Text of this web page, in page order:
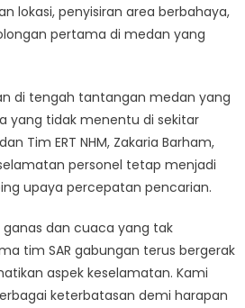
lokasi, penyisiran area berbahaya,
pertama di medan yang
di tengah tantangan medan yang
yang tidak menentu di sekitar
Tim ERT NHM, Zakaria Barham,
personel tetap menjadi
upaya percepatan pencarian.
dan cuaca yang tak
tim SAR gabungan terus bergerak
aspek keselamatan. Kami
keterbatasan demi harapan